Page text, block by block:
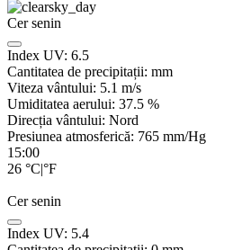
Cer senin
Index UV: 6.5
Cantitatea de precipitații: mm
Viteza vântului: 5.1 m/s
Umiditatea aerului: 37.5 %
Direcția vântului: Nord
Presiunea atmosferică: 765 mm/Hg
15:00
26 °C|°F
Cer senin
Index UV: 5.4